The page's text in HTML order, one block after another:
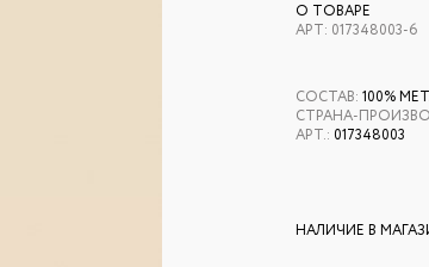
О ТОВАРЕ
АРТ: 017348003-6
СОСТАВ: 100%
СТРАНА-
АРТ.: 017348003
НАЛИЧИЕ В